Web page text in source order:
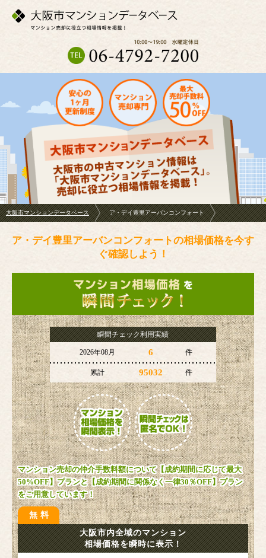
大阪市マンションデータベース ア・デイ豊里アーバンコンフォート
ア・デイ豊里アーバンコンフォートの相場価格を今す
ぐ確認しよう！
瞬間チェック利用実績
2026年08月 6 件
累計 95032 件
マンション売却の仲介手数料額について【成約期間に応じて最大
50%OFF】プランと【成約期間に関係なく一律30％OFF】プラン
をご用意しています！
無料
大阪市内全域のマンション
相場価格を瞬時に表示！